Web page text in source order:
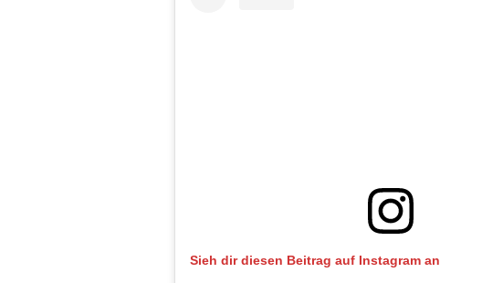
Sieh dir diesen Beitrag auf Instagram an